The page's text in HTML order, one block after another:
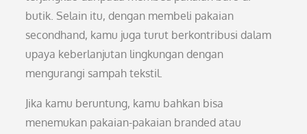
butik. Selain itu, dengan membeli pakaian
secondhand, kamu juga turut berkontribusi dalam
upaya keberlanjutan lingkungan dengan
mengurangi sampah tekstil.
Jika kamu beruntung, kamu bahkan bisa
menemukan pakaian-pakaian branded atau